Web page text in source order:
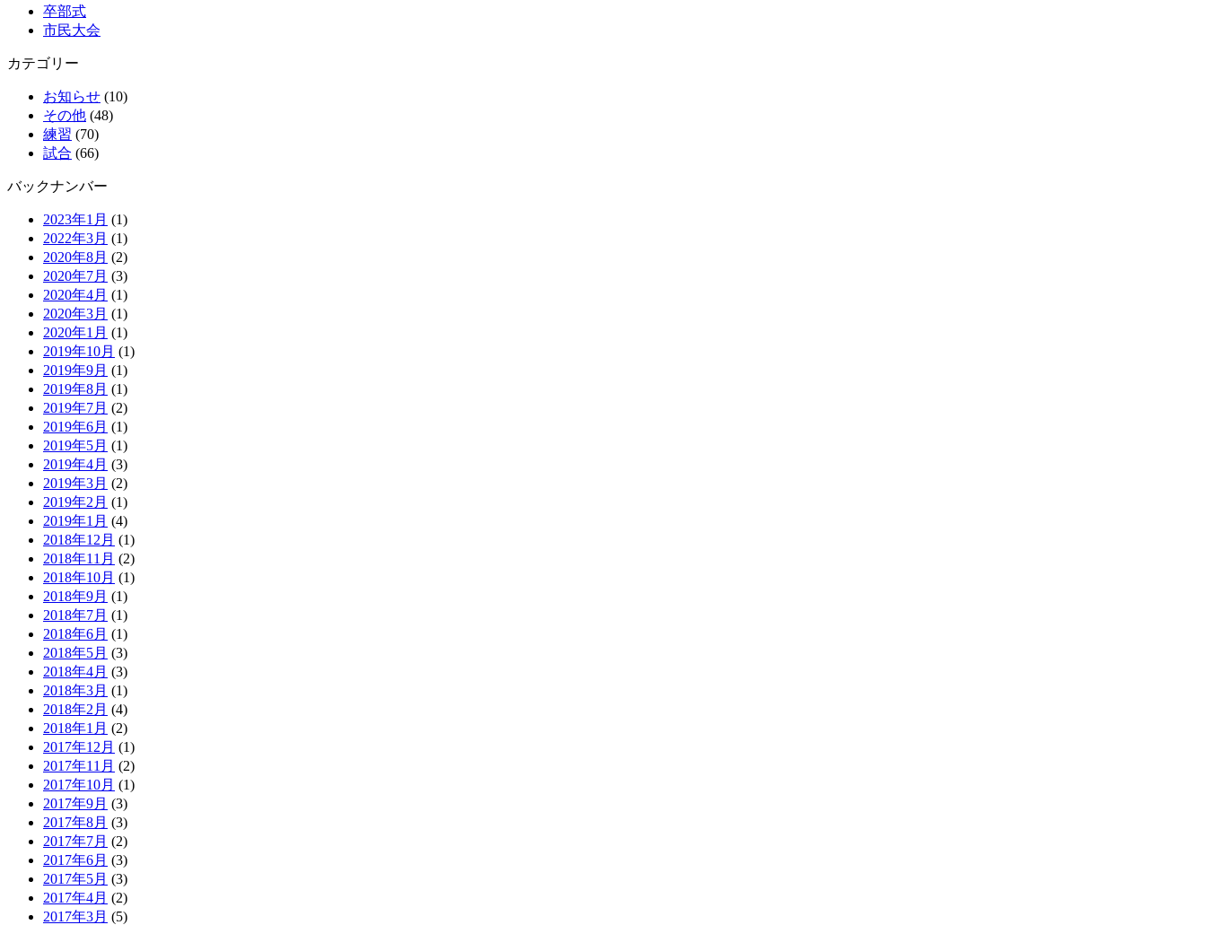
卒部式
市民大会
カテゴリー
お知らせ (10)
その他 (48)
練習 (70)
試合 (66)
バックナンバー
2023年1月 (1)
2022年3月 (1)
2020年8月 (2)
2020年7月 (3)
2020年4月 (1)
2020年3月 (1)
2020年1月 (1)
2019年10月 (1)
2019年9月 (1)
2019年8月 (1)
2019年7月 (2)
2019年6月 (1)
2019年5月 (1)
2019年4月 (3)
2019年3月 (2)
2019年2月 (1)
2019年1月 (4)
2018年12月 (1)
2018年11月 (2)
2018年10月 (1)
2018年9月 (1)
2018年7月 (1)
2018年6月 (1)
2018年5月 (3)
2018年4月 (3)
2018年3月 (1)
2018年2月 (4)
2018年1月 (2)
2017年12月 (1)
2017年11月 (2)
2017年10月 (1)
2017年9月 (3)
2017年8月 (3)
2017年7月 (2)
2017年6月 (3)
2017年5月 (3)
2017年4月 (2)
2017年3月 (5)